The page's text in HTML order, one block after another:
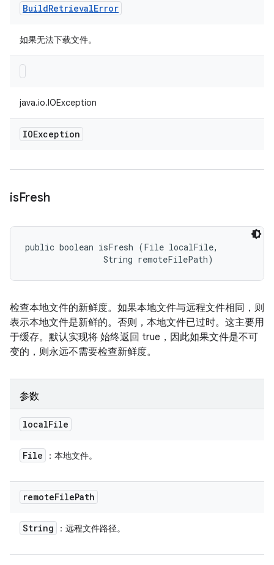
BuildRetrievalError
如果无法下载文件。
java.io.IOException
IOException
isFresh
public boolean isFresh (File localFile,
                String remoteFilePath)
检查本地文件的新鲜度。如果本地文件与远程文件相同，则
表示本地文件是新鲜的。否则，本地文件已过时。这主要用
于缓存。默认实现将 始终返回 true，因此如果文件是不可
变的，则永远不需要检查新鲜度。
参数
localFile
File ：本地文件。
remoteFilePath
String ：远程文件路径。